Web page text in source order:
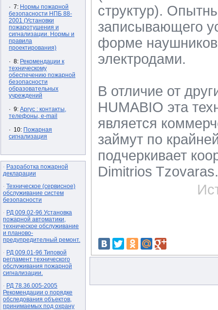
· 7: Нормы пожарной
безопасности НПБ 88-
2001 (Установки
пожаротушения и
сигнализации. Нормы и
правила
проектирования)
· 8: Рекомендации к
техническому
обеспечению пожарной
безопасности
образовательных
учреждений
· 9: Аргус : контакты,
телефоны, e-mail
· 10: Пожарная
сигнализация
· Разработка пожарной
декларации
· Техническое (сервисное)
обслуживание систем
безопасности
· РД 009.02-96 Установка
пожарной автоматики,
техническое обслуживание
и планово-
предупредителный ремонт.
· РД 009.01-96 Типовой
регламент технического
обслуживания пожарной
сигнализации.
· РД 78.36.005-2005
Рекомендации о порядке
обследования объектов,
принимаемых под охрану
структур).
записывающего
форме
электродами.
В отличие от
HUMABIO эта
является
займут по
подчеркивает
Dimitrios Tzovaras.